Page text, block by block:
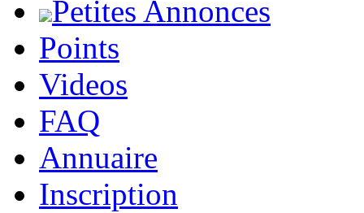
Petites Annonces
Points
Videos
FAQ
Annuaire
Inscription